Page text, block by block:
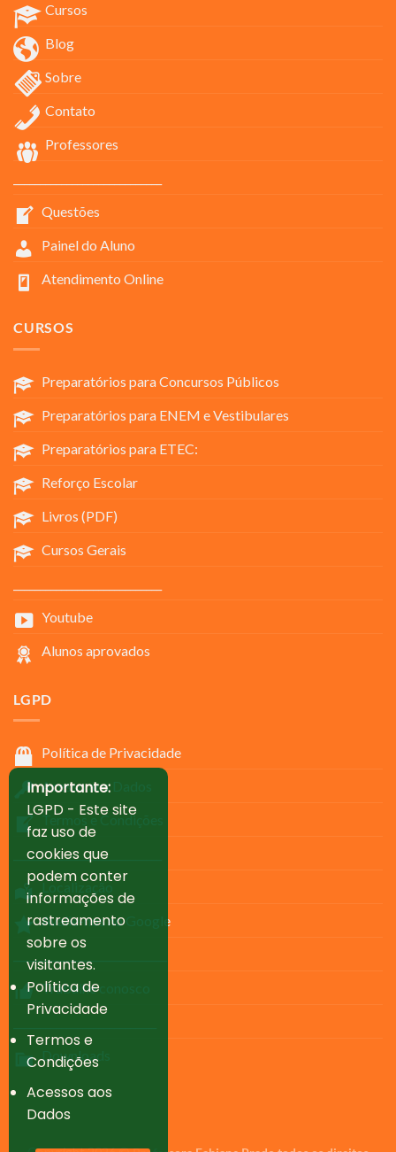
Cursos
Blog
Sobre
Contato
Professores
Questões
Painel do Aluno
Atendimento Online
CURSOS
Preparatórios para Concursos Públicos
Preparatórios para ENEM e Vestibulares
Preparatórios para ETEC:
Reforço Escolar
Livros (PDF)
Cursos Gerais
Youtube
Alunos aprovados
LGPD
Política de Privacidade
Acesso aos Dados
Termos e Condições
____________________________
Avalie-nos no Google
Trabalhe conosco
Downloads
Importante:
LGPD - Este site
faz uso de
cookies que
podem conter
informações de
rastreamento
sobre os
visitantes.
Política de
Privacidade
Termos e
Condições
Acessos aos
Dados